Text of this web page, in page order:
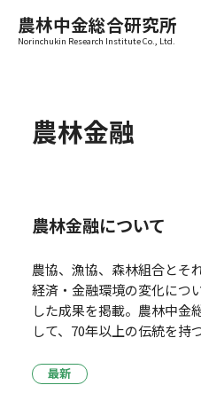
農林中金総合研究所
Norinchukin Research Institute Co., Ltd.
農林金融
農林金融について
農協、漁協、森林組合とそ
経済・金融環境の変化につ
した成果を掲載。 農林中金
して、70年以上の伝統を持つ
最新